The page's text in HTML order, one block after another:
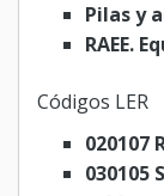
Pilas y
RAEE.
Códigos LER
020107
030105